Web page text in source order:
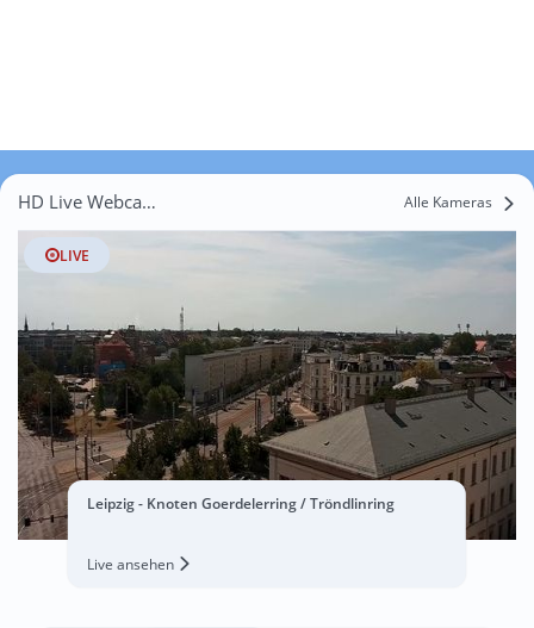
HD Live Webcams Paunsdorf Alle Kameras
LIVE
Leipzig - Knoten Goerdelerring / Tröndlinring
Live ansehen